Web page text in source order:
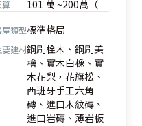
算 101 萬 ~200萬（
屋類型標準格局
要建材鋼刷栓木、鋼刷美
檜、實木白橡、實
木花梨，花旗松、
西班牙手工六角
磚、進口木紋磚、
進口岩磚、薄岩板